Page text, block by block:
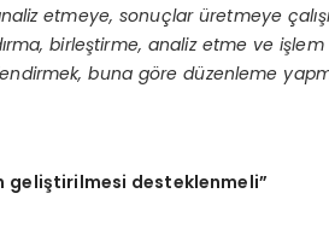
etmeye, sonuçlar üretmeye
birleştirme, analiz etme ve
buna göre düzenleme
geliştirilmesi desteklenmeli”